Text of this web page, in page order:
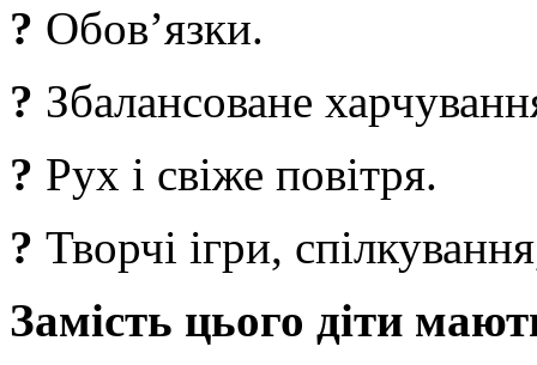
? Обов’язки.
? Збалансоване
? Рух і свіже повітря.
? Творчі ігри,
Замість цього діти